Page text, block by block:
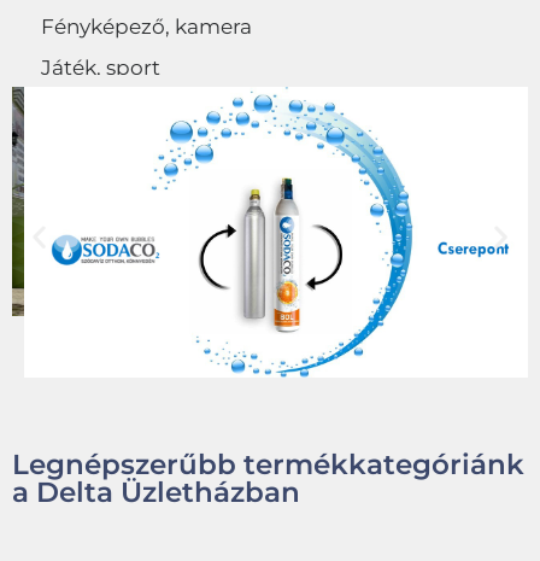
Fényképező, kamera
Játék, sport
Legnépszerűbb termékkategóriánk
a Delta Üzletházban